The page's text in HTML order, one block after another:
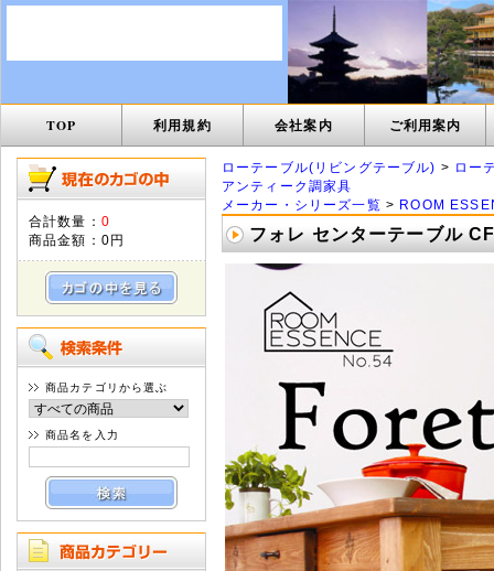
TOP 利用規約 会社案内 ご利用案内
合計数量： 0
商品金額： 0円
商品カテゴリから選ぶ
商品名を入力
ローテーブル(リビングテーブル) > ロー
アンティーク調家具
メーカー・シリーズ一覧 > ROOM
フォレ センターテーブル